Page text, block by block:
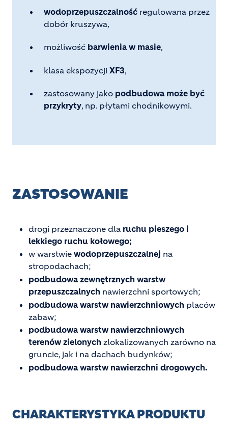
wodoprzepuszczalność regulowana przez
dobór kruszywa,
możliwość barwienia w masie,
klasa ekspozycji XF3,
zastosowany jako podbudowa może być
przykryty, np. płytami chodnikowymi.
ZASTOSOWANIE
drogi przeznaczone dla ruchu pieszego i
lekkiego ruchu kołowego;
w warstwie wodoprzepuszczalnej na
stropodachach;
podbudowa zewnętrznych warstw
przepuszczalnych nawierzchni sportowych;
podbudowa warstw nawierzchniowych placów
zabaw;
podbudowa warstw nawierzchniowych
terenów zielonych zlokalizowanych zarówno na
gruncie, jak i na dachach budynków;
podbudowa warstw nawierzchni drogowych.
CHARAKTERYSTYKA PRODUKTU